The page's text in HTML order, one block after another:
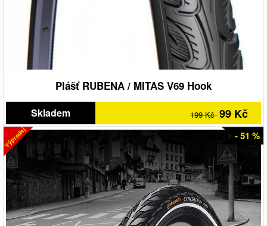
Plášť RUBENA / MITAS V69 Hook
Skladem 199 Kč 99 Kč
Výprodej - 51 %